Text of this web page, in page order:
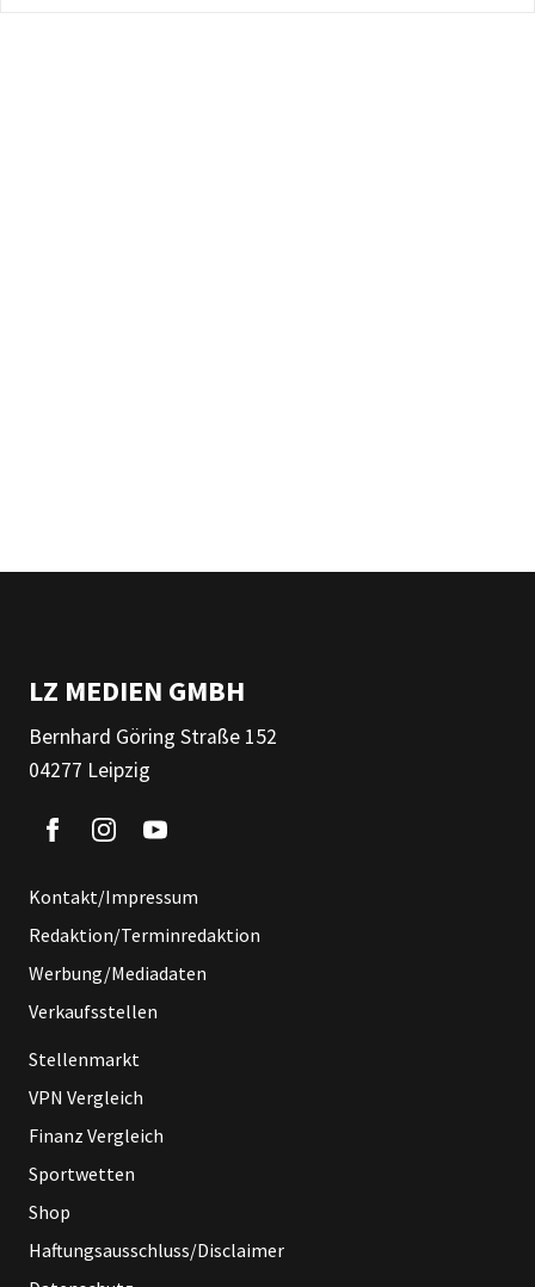
LZ MEDIEN GMBH
Bernhard Göring Straße 152
04277 Leipzig
Kontakt/Impressum
Redaktion/Terminredaktion
Werbung/Mediadaten
Verkaufsstellen
Stellenmarkt
VPN Vergleich
Finanz Vergleich
Sportwetten
Shop
Haftungsausschluss/Disclaimer